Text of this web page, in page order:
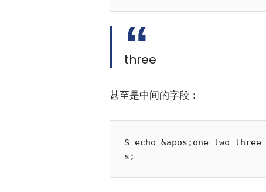
three
甚至是中间的字段：
$ echo &apos;one two